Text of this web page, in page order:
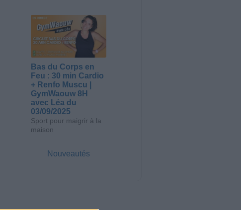
Bas du Corps en
Feu : 30 min Cardio
+ Renfo Muscu |
GymWaouw 8H
avec Léa du
03/09/2025
Sport pour maigrir à la
maison
Nouveautés